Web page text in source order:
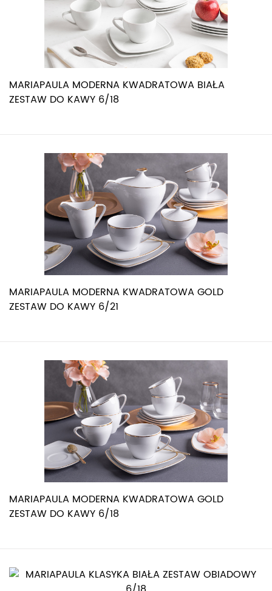
MARIAPAULA MODERNA KWADRATOWA BIAŁA
ZESTAW DO KAWY 6/18
MARIAPAULA MODERNA KWADRATOWA GOLD
ZESTAW DO KAWY 6/21
MARIAPAULA MODERNA KWADRATOWA GOLD
ZESTAW DO KAWY 6/18